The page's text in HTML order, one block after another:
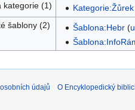
kategorie (1)
šablony (2)
Šablona:Hebr(
údajů O Encyklopedický